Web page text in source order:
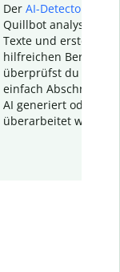
Der AI-Detector
Quillbot analysiert
Texte und erstellt
hilfreichen Bericht.
überprüfst du
einfach Abschnitte,
AI generiert oder
überarbeitet wurden.